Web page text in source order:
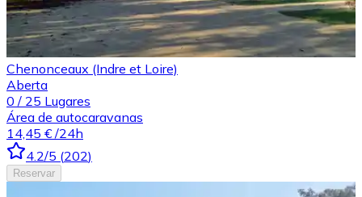
Chenonceaux (Indre et Loire)
Aberta
0 / 25 Lugares
Área de autocaravanas
14,45 € /24h
4.2/5 (202)
Reservar